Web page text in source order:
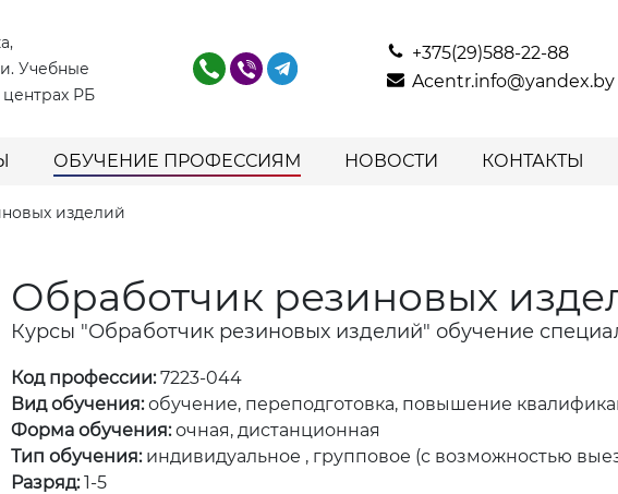
Учебные
центрах РБ
+375(29)588-22-88
Acentr.info@yandex.by
ОБУЧЕНИЕ ПРОФЕССИЯМ НОВОСТИ КОНТАКТЫ
изделий
Обработчик резиновых
Курсы "Обработчик резиновых изделий" обучение
Код профессии:7223-044
Вид обучения: обучение, переподготовка, повышение
Форма обучения: очная, дистанционная
Тип обучения: индивидуальное , групповое (с возможностью
Разряд: 1-5